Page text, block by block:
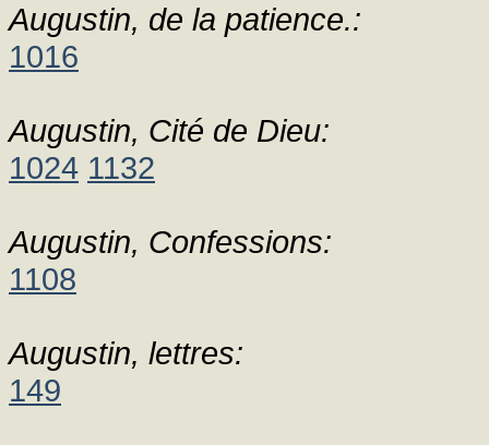
Augustin, de la patience.:
1016
Augustin, Cité de Dieu:
1024 1132
Augustin, Confessions:
1108
Augustin, lettres:
149